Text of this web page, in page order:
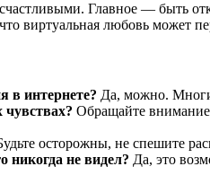
Главное — быть
виртуальная любовь может
в интернете? Да, можно.
чувствах? Обращайте внимание
осторожны, не спешите
никогда не видел? Да, это